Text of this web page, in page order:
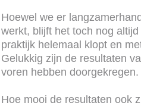
Hoewel we er
werkt, blijft het toch nog
praktijk helemaal klopt en
Gelukkig zijn de resultaten
voren hebben doorgekregen.
Hoe mooi de resultaten ook